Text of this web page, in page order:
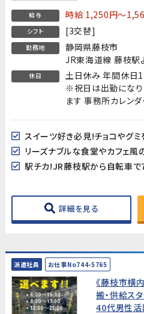
給与 時給 1,250円～
シフト [3交替]
勤務地
静岡県藤枝市
JR東海道線 藤枝駅
休日
土日休み 年間休日
※祝日は出勤にな
ます 事務所カレンダ
スイーツ好き必見!チョコやグ
駅チカ!JR藤枝駅から自転車で
詳細を見る
派遣社員 お仕事No744-5765
《藤枝市横
搬・供給ス
40代男性活